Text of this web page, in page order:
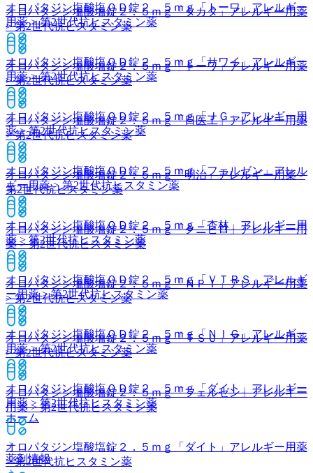
オロパタジン塩酸塩ＯＤ錠２．５ｍｇ「トーワ」 アレルギー
用薬 > 第2世代抗ヒスタミン薬
オロパタジン塩酸塩ＯＤ錠２．５ｍｇ「サワイ」 アレルギー
用薬 > 第2世代抗ヒスタミン薬
オロパタジン塩酸塩ＯＤ錠２．５ｍｇ「ＪＧ」アレルギー用
薬 > 第2世代抗ヒスタミン薬
オロパタジン塩酸塩ＯＤ錠２．５ｍｇ「フェルゼン」 アレル
ギー用薬 > 第2世代抗ヒスタミン薬
オロパタジン塩酸塩ＯＤ錠２．５ｍｇ「杏林」 アレルギー用
薬 > 第2世代抗ヒスタミン薬
オロパタジン塩酸塩ＯＤ錠２．５ｍｇ「ＶＴＲＳ」 アレルギ
ー用薬 > 第2世代抗ヒスタミン薬
オロパタジン塩酸塩ＯＤ錠２．５ｍｇ「ＮＩＧ」 アレルギー
用薬 > 第2世代抗ヒスタミン薬
オロパタジン塩酸塩ＯＤ錠２．５ｍｇ「ダイト」 アレルギー
用薬 > 第2世代抗ヒスタミン薬
ホーム
薬剤情報
オロパタジン塩酸塩錠２．５ｍｇ「タカタ」アレルギー用薬
> 第2世代抗ヒスタミン薬
オロパタジン塩酸塩錠２．５ｍｇ「トーワ」アレルギー用薬
> 第2世代抗ヒスタミン薬
オロパタジン塩酸塩錠２．５ｍｇ「日医工」アレルギー用薬
> 第2世代抗ヒスタミン薬
オロパタジン塩酸塩錠２．５ｍｇ「明治」アレルギー用薬 >
第2世代抗ヒスタミン薬
オロパタジン塩酸塩錠２．５ｍｇ「クニヒロ」アレルギー用
薬 > 第2世代抗ヒスタミン薬
オロパタジン塩酸塩錠２．５ｍｇ「ＮＰＩ」アレルギー用薬
> 第2世代抗ヒスタミン薬
オロパタジン塩酸塩錠２．５ｍｇ「ＴＳＵ」アレルギー用薬
> 第2世代抗ヒスタミン薬
オロパタジン塩酸塩錠２．５ｍｇ「フェルゼン」アレルギー
用薬 > 第2世代抗ヒスタミン薬
オロパタジン塩酸塩錠２．５ｍｇ「ダイト」 アレルギー用薬
> 第2世代抗ヒスタミン薬